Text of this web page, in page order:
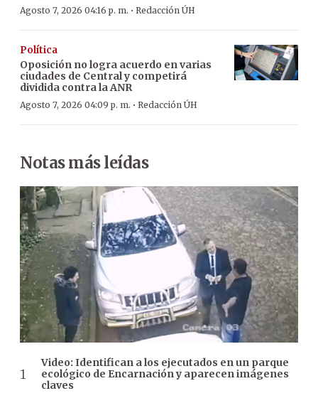
Agosto 7, 2026 04:16 p. m. · Redacción ÚH
Política
Oposición no logra acuerdo en varias
ciudades de Central y competirá
dividida contra la ANR
Agosto 7, 2026 04:09 p. m. · Redacción ÚH
Notas más leídas
Video: Identifican a los ejecutados en un parque
ecológico de Encarnación y aparecen imágenes
claves